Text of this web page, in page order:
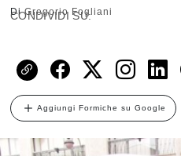
DiGregorio Fogliani
CONDIVIDI SU:
Aggiungi Formiche su Google